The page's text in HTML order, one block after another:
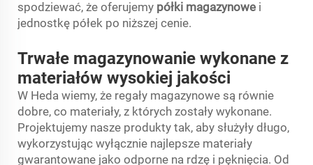
spodziewać, że oferujemy półki magazynowe i
jednostkę półek po niższej cenie.
Trwałe magazynowanie wykonane z
materiałów wysokiej jakości
W Heda wiemy, że regały magazynowe są równie
dobre, co materiały, z których zostały wykonane.
Projektujemy nasze produkty tak, aby służyły długo,
wykorzystując wyłącznie najlepsze materiały
gwarantowane jako odporne na rdzę i pęknięcia. Od